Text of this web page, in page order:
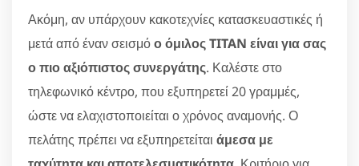
Ακόμη, αν υπάρχουν κακοτεχνίες κατασκευαστικές ή
μετά από έναν σεισμόο όμιλος TITAN είναι για σας
ο πιο αξιόπιστος συνεργάτης. Καλέστε στο
τηλεφωνικό κέντρο, που εξυπηρετεί 20 γραμμές,
ώστε να ελαχιστοποιείται ο χρόνος αναμονής. Ο
πελάτης πρέπει να εξυπηρετείται άμεσα με